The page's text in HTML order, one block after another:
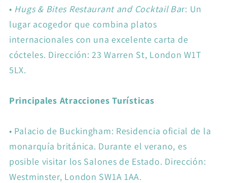
• Hugs & Bites Restaurant and Cocktail Bar: Un
lugar acogedor que combina platos
internacionales con una excelente carta de
cócteles. Dirección: 23 Warren St, London W1T
5LX.
Principales Atracciones Turísticas
• Palacio de Buckingham: Residencia oficial de la
monarquía británica. Durante el verano, es
posible visitar los Salones de Estado. Dirección:
Westminster, London SW1A 1AA.